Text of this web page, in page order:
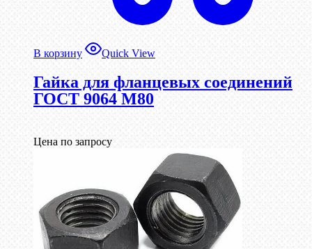
В корзину Quick View
Гайка для фланцевых соединений
ГОСТ 9064 М80
Цена по запросу